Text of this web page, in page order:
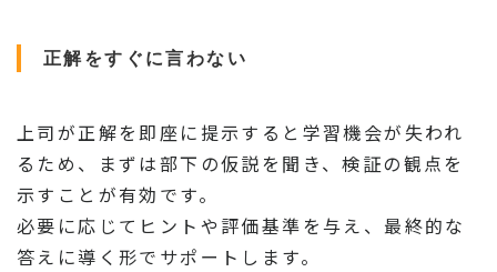
正解をすぐに言わない
上司が正解を即座に提示すると学習機会が失われ
るため、まずは部下の仮説を聞き、検証の観点を
示すことが有効です。
必要に応じてヒントや評価基準を与え、最終的な
答えに導く形でサポートします。